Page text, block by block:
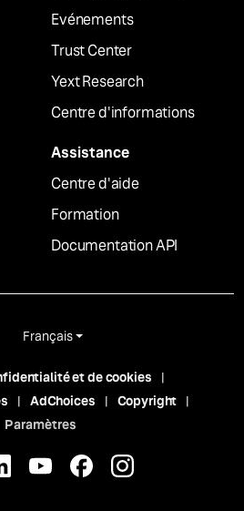
Evénements
Trust Center
Yext Research
Centre d'informations
Assistance
Centre d'aide
Formation
Documentation API
Français
et de cookies
AdChoices
Copyright
Paramètres